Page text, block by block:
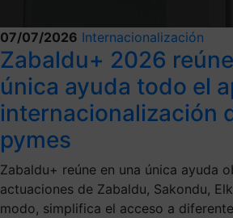
07/07/2026 Internacionalización
Zabaldu+ 2026
única ayuda todo el
internacionalización
pymes
Zabaldu+ reúne en una única ayuda
actuaciones de Zabaldu, Sakondu,
modo, simplifica el acceso a